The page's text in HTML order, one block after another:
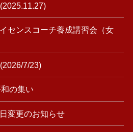
センスコーチ養成講習会（女
7/23)
の集い
変更のお知らせ